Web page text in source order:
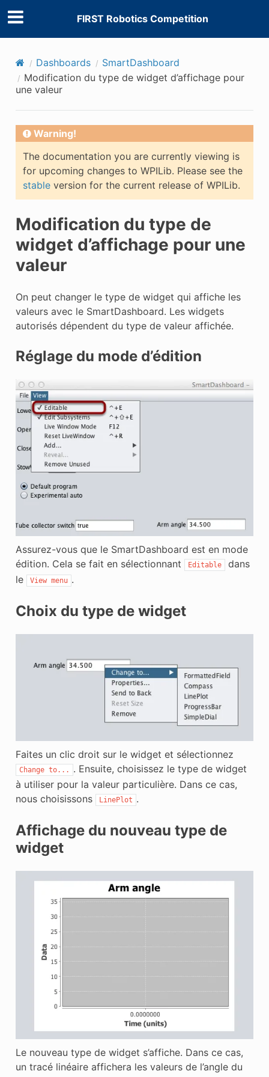
FIRST Robotics Competition
Dashboards
SmartDashboard
Modification du type de widget d’affichage pour
une valeur
Warning!
The documentation you are currently viewing is
for upcoming changes to WPILib. Please see the
stableversion for the current release of WPILib.
Modification du type de
widget d’affichage pour une
valeur
On peut changer le type de widget qui affiche les
valeurs avec le SmartDashboard. Les widgets
autorisés dépendent du type de valeur affichée.
Réglage du mode d’édition
Assurez-vous que le SmartDashboard est en mode
édition. Cela se fait en sélectionnant
Editable
dans
le
View menu .
Choix du type de widget
Faites un clic droit sur le widget et sélectionnez
Change to...
. Ensuite, choisissez le type de widget
à utiliser pour la valeur particulière. Dans ce cas,
nous choisissons
LinePlot .
Affichage du nouveau type de
widget
Le nouveau type de widget s’affiche. Dans ce cas,
un tracé linéaire affichera les valeurs de l’angle du